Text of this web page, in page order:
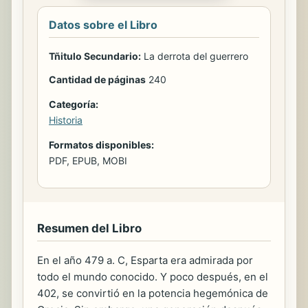
Datos sobre el Libro
Tñitulo Secundario: La derrota del guerrero
Cantidad de páginas 240
Categoría:
Historia
Formatos disponibles:
PDF, EPUB, MOBI
Resumen del Libro
En el año 479 a. C, Esparta era admirada por
todo el mundo conocido. Y poco después, en el
402, se convirtió en la potencia hegemónica de